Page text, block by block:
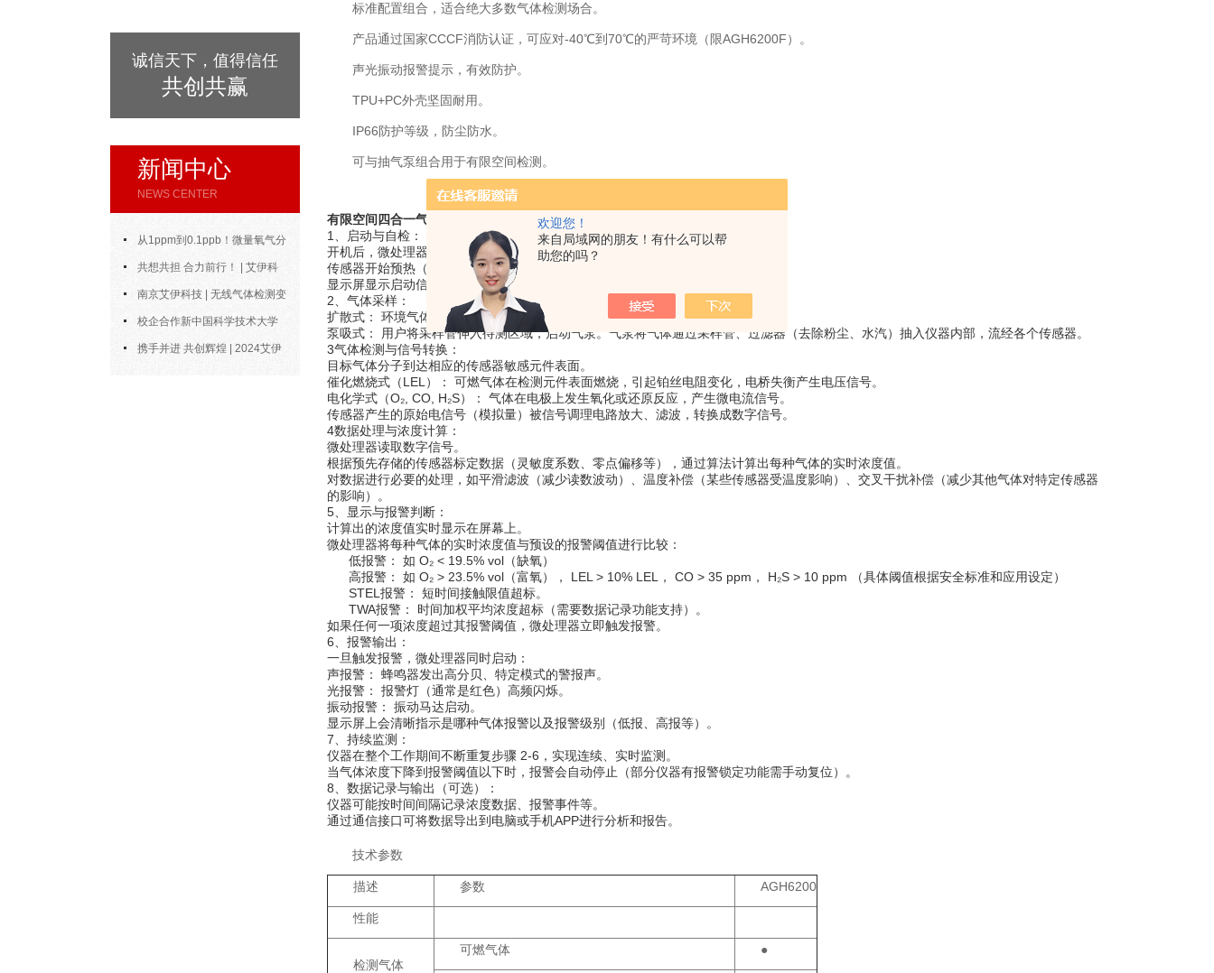
欢迎您！
来自局域网的朋友！有什么可以帮
助您的吗？
诚信天下，值得信任
共创共赢
新闻中心
NEWS CENTER
从1ppm到0.1ppb！微量氧气分
析仪的测量范围与精度到底能做到
多好？
共想共担 合力前行！ | 艾伊科
技2025年中合伙人会议圆满召开
南京艾伊科技 | 无线气体检测变
送器：无线通信，智控安全新风向
校企合作新中国科学技术大学
博士陶永会出任南京艾伊公司“科
携手并进 共创辉煌 | 2024艾伊
标准配置组合，适合绝大多数气体检测场合。
产品通过国家CCCF消防认证，可应对-40℃到70℃的严苛环境（限AGH6200F）。
声光振动报警提示，有效防护。
TPU+PC外壳坚固耐用。
IP66防护等级，防尘防水。
可与抽气泵组合用于有限空间检测。
有限空间四合一气体检测仪
工作原理流程
​​1、启动与自检：​​
开机后，微处理器启动，进行系统自检（检查传感器、电路、报警装置是否正常）。
传感器开始预热（电化学传感器通常需要几十秒到几分钟达到稳定状态）。
显示屏显示启动信息、传感器预热状态或零点校准状态。
​2、气体采样：​​
​​扩散式：​​ 环境气体通过仪器外壳的进气格栅自然扩散到传感器表面。
​​泵吸式：​​ 用户将采样管伸入待测区域，启动气泵。气泵将气体通过采样管、过滤器（去除粉尘、水汽）抽入仪器内部，流经各个传感器。
​​3气体检测与信号转换：​​
目标气体分子到达相应的传感器敏感元件表面。
​​催化燃烧式（LEL）：​​ 可燃气体在检测元件表面燃烧，引起铂丝电阻变化，电桥失衡产生电压信号。
​​电化学式（O₂, CO, H₂S）：​​ 气体在电极上发生氧化或还原反应，产生微电流信号。
传感器产生的原始电信号（模拟量）被信号调理电路放大、滤波，转换成数字信号。
​​4数据处理与浓度计算：​​
微处理器读取数字信号。
根据预先存储的传感器标定数据（灵敏度系数、零点偏移等），通过算法计算出每种气体的实时浓度值。
对数据进行必要的处理，如平滑滤波（减少读数波动）、温度补偿（某些传感器受温度影响）、交叉干扰补偿（减少其他气体对特定传感器
的影响）。
​​5、显示与报警判断：​​
计算出的浓度值实时显示在屏幕上。
微处理器将每种气体的实时浓度值与预设的报警阈值进行比较：
​​ 低报警：​​ 如 O₂ < 19.5% vol（缺氧）
​​高报警：​​ 如 O₂ > 23.5% vol（富氧）， LEL > 10% LEL， CO > 35 ppm， H₂S > 10 ppm （具体阈值根据安全标准和应用设定）
​​ STEL报警：​​ 短时间接触限值超标。
​​ TWA报警：​​ 时间加权平均浓度超标（需要数据记录功能支持）。
如果任何一项浓度超过其报警阈值，微处理器立即触发报警。
​​6、报警输出：​​
一旦触发报警，微处理器同时启动：
​​声报警：​​ 蜂鸣器发出高分贝、特定模式的警报声。
​​光报警：​​ 报警灯（通常是红色）高频闪烁。
​​振动报警：​​ 振动马达启动。
显示屏上会清晰指示是哪种气体报警以及报警级别（低报、高报等）。
​​7、持续监测：​​
仪器在整个工作期间不断重复步骤 2-6，实现连续、实时监测。
当气体浓度下降到报警阈值以下时，报警会自动停止（部分仪器有报警锁定功能需手动复位）。
​​8、数据记录与输出（可选）：​​
仪器可能按时间间隔记录浓度数据、报警事件等。
通过通信接口可将数据导出到电脑或手机APP进行分析和报告。
技术参数
描述 参数 AGH6200
性能
检测气体
可燃气体 ●